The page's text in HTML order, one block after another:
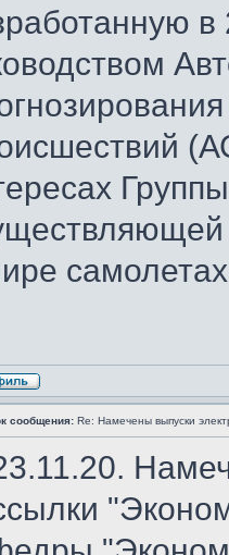
сообщения: Re: Намечены выпуски